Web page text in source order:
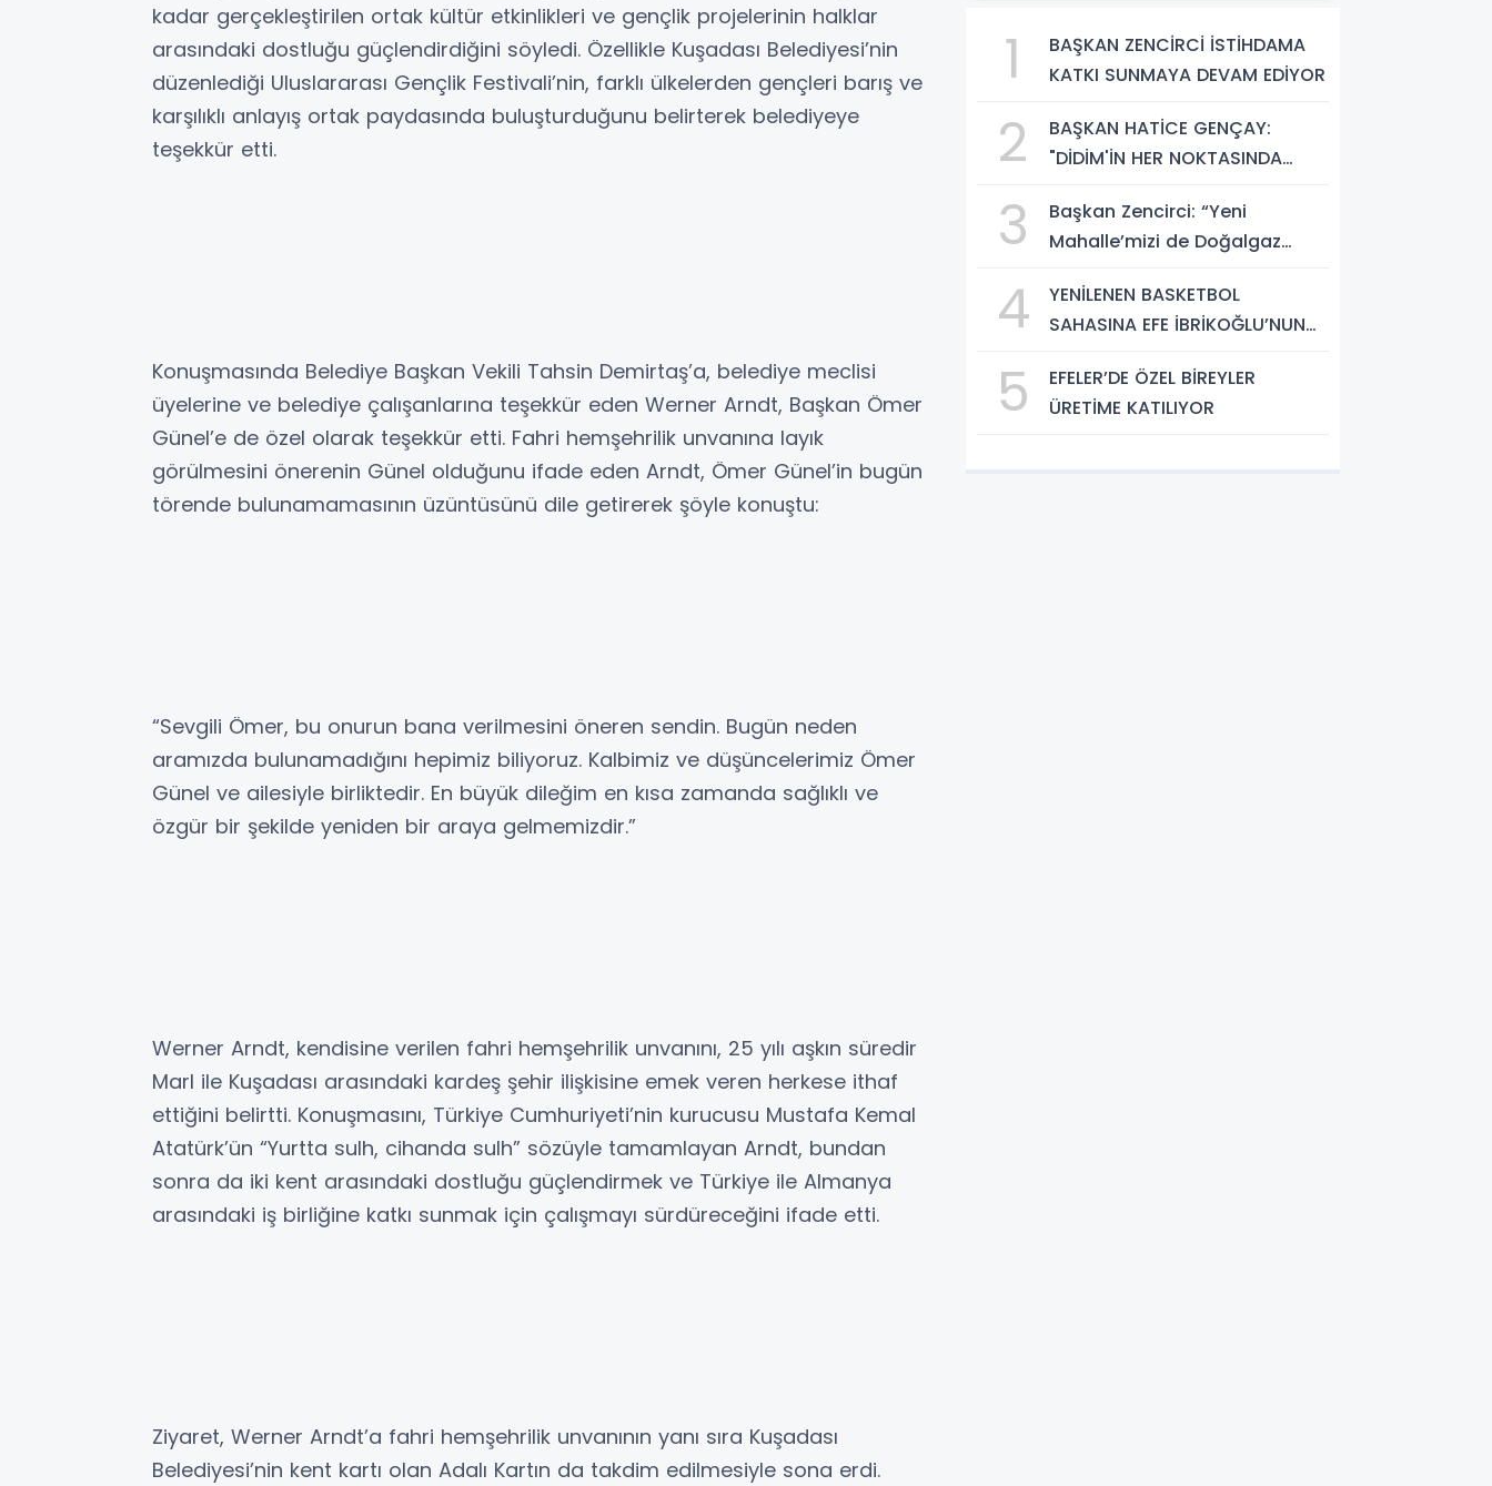
kadar gerçekleştirilen ortak kültür etkinlikleri ve gençlik projelerinin halklar
arasındaki dostluğu güçlendirdiğini söyledi. Özellikle Kuşadası Belediyesi’nin
düzenlediği Uluslararası Gençlik Festivali’nin, farklı ülkelerden gençleri barış ve
karşılıklı anlayış ortak paydasında buluşturduğunu belirterek belediyeye
teşekkür etti.
Konuşmasında Belediye Başkan Vekili Tahsin Demirtaş’a, belediye meclisi
üyelerine ve belediye çalışanlarına teşekkür eden Werner Arndt, Başkan Ömer
Günel’e de özel olarak teşekkür etti. Fahri hemşehrilik unvanına layık
görülmesini önerenin Günel olduğunu ifade eden Arndt, Ömer Günel’in bugün
törende bulunamamasının üzüntüsünü dile getirerek şöyle konuştu:
“Sevgili Ömer, bu onurun bana verilmesini öneren sendin. Bugün neden
aramızda bulunamadığını hepimiz biliyoruz. Kalbimiz ve düşüncelerimiz Ömer
Günel ve ailesiyle birliktedir. En büyük dileğim en kısa zamanda sağlıklı ve
özgür bir şekilde yeniden bir araya gelmemizdir.”
Werner Arndt, kendisine verilen fahri hemşehrilik unvanını, 25 yılı aşkın süredir
Marl ile Kuşadası arasındaki kardeş şehir ilişkisine emek veren herkese ithaf
ettiğini belirtti. Konuşmasını, Türkiye Cumhuriyeti’nin kurucusu Mustafa Kemal
Atatürk’ün “Yurtta sulh, cihanda sulh” sözüyle tamamlayan Arndt, bundan
sonra da iki kent arasındaki dostluğu güçlendirmek ve Türkiye ile Almanya
arasındaki iş birliğine katkı sunmak için çalışmayı sürdüreceğini ifade etti.
Ziyaret, Werner Arndt’a fahri hemşehrilik unvanının yanı sıra Kuşadası
Belediyesi’nin kent kartı olan Adalı Kartın da takdim edilmesiyle sona erdi.
1
BAŞKAN ZENCİRCİ İSTİHDAMA
KATKI SUNMAYA DEVAM EDİYOR
2
BAŞKAN HATİCE GENÇAY:
"DİDİM'İN HER NOKTASINDA
3
Başkan Zencirci: “Yeni
Mahalle’mizi de Doğalgaz
4
YENİLENEN BASKETBOL
SAHASINA EFE İBRİKOĞLU’NUN
5
EFELER’DE ÖZEL BİREYLER
ÜRETİME KATILIYOR